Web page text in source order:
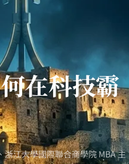
在科技霸
江大學國際聯合商學院 MBA 主